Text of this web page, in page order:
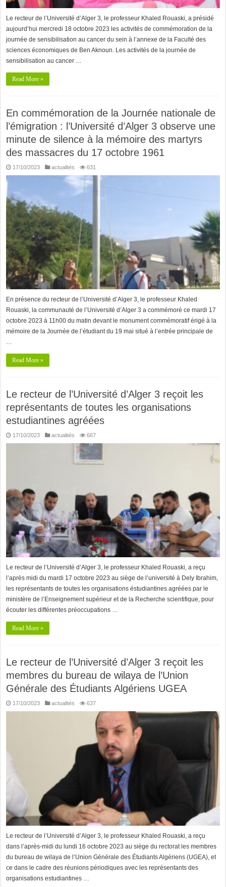
Le recteur de l’Université d’Alger 3, le professeur Khaled Rouaski, a présidé
aujourd’hui mercredi 18 octobre 2023 les activités de commémoration de la
journée de sensibilisation au cancer du sein à l’annexe de la Faculté des
sciences économiques de Ben Aknoun. Les activités de la journée de
sensibilisation au cancer …
Read More »
En commémoration de la Journée nationale de
l’émigration : l’Université d’Alger 3 observe une
minute de silence à la mémoire des martyrs
des massacres du 17 octobre 1961
17/10/2023 actualités 631
En présence du recteur de l’Université d’Alger 3, le professeur Khaled
Rouaski, la communauté de l’Université d’Alger 3 a commémoré ce mardi 17
octobre 2023 à 11h00 du matin devant le monument commémoratif érigé à la
mémoire de la Journée de l’étudiant du 19 mai situé à l’entrée principale de
…
Read More »
Le recteur de l’Université d’Alger 3 reçoit les
représentants de toutes les organisations
estudiantines agréées
17/10/2023 actualités 667
Le recteur de l’Université d’Alger 3, le professeur Khaled Rouaski, a reçu
l’après midi du mardi 17 octobre 2023 au siège de l’université à Dely Ibrahim,
les représentants de toutes les organisations éstudiantines agréées par le
ministère de l’Enseignement supérieur et de la Recherche scientifique, pour
écouter les différentes préoccupations …
Read More »
Le recteur de l’Université d’Alger 3 reçoit les
membres du bureau de wilaya de l’Union
Générale des Étudiants Algériens UGEA
17/10/2023 actualités 637
Le recteur de l’Université d’Alger 3, le professeur Khaled Rouaski, a reçu
dans l’après-midi du lundi 16 octobre 2023 au siège du rectorat les membres
du bureau de wilaya de l’Union Générale des Étudiants Algériens (UGEA), et
ce dans le cadre des réunions périodiques avec les représentants des
organisations estudiantines …